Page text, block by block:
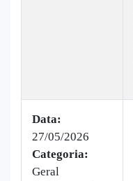
Data:
27/05/2026
Categoria:
Geral